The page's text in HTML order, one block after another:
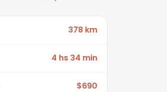
378 km
4 hs 34 min
$690